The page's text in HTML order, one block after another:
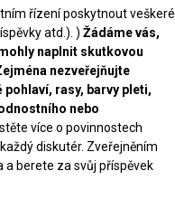
řízení poskytnout veškeré
atd.). ) Žádáme vás,
naplnit skutkovou
nezveřejňujte
rasy, barvy pleti,
nebo
více o povinnostech
diskutér. Zveřejněním
a berete za svůj příspěvek